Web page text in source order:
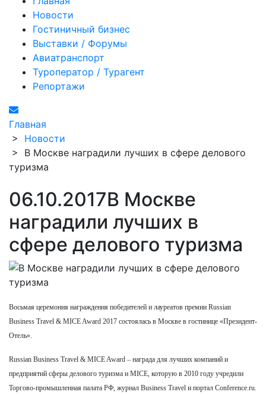
Новости
Гостиничный бизнес
Выставки / Форумы
Авиатранспорт
Туроператор / Турагент
Репортажи
Главная
> Новости
> В Москве наградили лучших в сфере делового
туризма
06.10.2017В Москве
наградили лучших в
сфере делового туризма
Восьмая церемония награждения победителей и лауреатов премии Russian
Business Travel & MICE Award 2017 состоялась в Москве в гостинице «Президент-
Отель».
Russian Business Travel & MICE Award – награда для лучших компаний и
предприятий сферы делового туризма и MICE, которую в 2010 году учредили
Торгово-промышленная палата РФ, журнал Business Travel и портал Conference.ru.